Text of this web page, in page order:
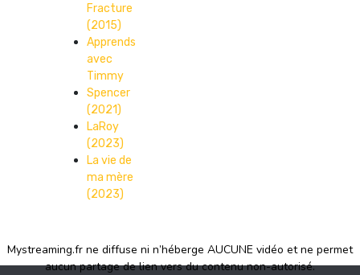
Fracture
(2015)
Apprends
avec
Timmy
Spencer
(2021)
LaRoy
(2023)
La vie de
ma mère
(2023)
Mystreaming.fr ne diffuse ni n’héberge AUCUNE vidéo et ne permet
aucun partage de lien vers du contenu non-autorisé.